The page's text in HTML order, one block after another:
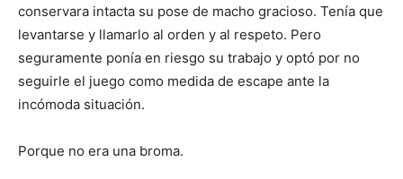
conservara intacta su pose de macho gracioso. Tenía que
levantarse y llamarlo al orden y al respeto. Pero
seguramente ponía en riesgo su trabajo y optó por no
seguirle el juego como medida de escape ante la
incómoda situación.
Porque no era una broma.